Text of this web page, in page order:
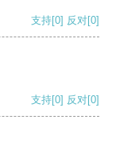
支持[0] 反对[0]
支持[0] 反对[0]